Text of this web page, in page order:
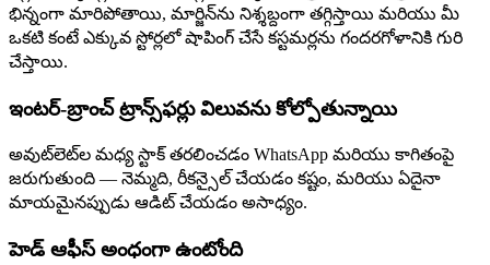
భిన్నంగా మారిపోతాయి, మార్జిన్‌ను నిశ్శబ్దంగా తగ్గిస్తాయి మరియు మీ
ఒకటి కంటే ఎక్కువ స్టోర్లలో షాపింగ్ చేసే కస్టమర్లను గందరగోళానికి గురి
చేస్తాయి.
ఇంటర్-బ్రాంచ్ ట్రాన్స్‌ఫర్లు విలువను కోల్పోతున్నాయి
అవుట్‌లెట్‌ల మధ్య స్టాక్ తరలించడం WhatsApp మరియు కాగితంపై
జరుగుతుంది — నెమ్మది, రీకన్సైల్ చేయడం కష్టం, మరియు ఏదైనా
మాయమైనప్పుడు ఆడిట్ చేయడం అసాధ్యం.
హెడ్ ఆఫీస్ అంధంగా ఉంటోంది